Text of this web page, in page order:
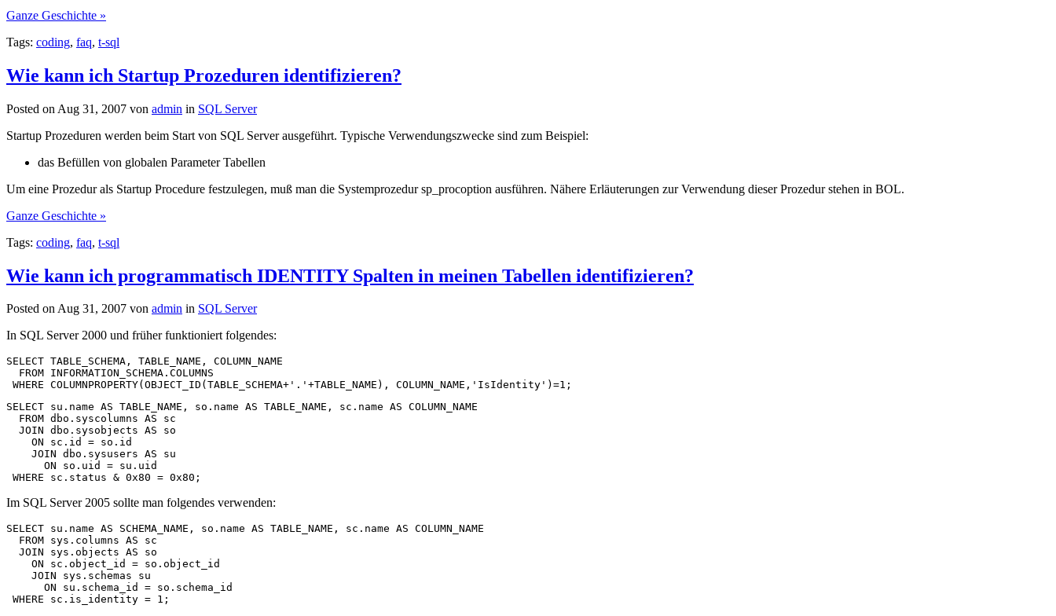
Ganze Geschichte »
Tags: coding, faq, t-sql
Wie kann ich Startup Prozeduren identifizieren?
Posted on Aug 31, 2007 von admin in SQL Server
Startup Prozeduren werden beim Start von SQL Server ausgeführt. Typische Verwendungszwecke sind zum Beispiel:
das Befüllen von globalen Parameter Tabellen
Um eine Prozedur als Startup Procedure festzulegen, muß man die Systemprozedur sp_procoption ausführen. Nähere Erläuterungen zur Verwendung dieser Prozedur stehen in BOL.
Ganze Geschichte »
Tags: coding, faq, t-sql
Wie kann ich programmatisch IDENTITY Spalten in meinen Tabellen identifizieren?
Posted on Aug 31, 2007 von admin in SQL Server
In SQL Server 2000 und früher funktioniert folgendes:
SELECT TABLE_SCHEMA, TABLE_NAME, COLUMN_NAME
  FROM INFORMATION_SCHEMA.COLUMNS
WHERE COLUMNPROPERTY(OBJECT_ID(TABLE_SCHEMA+'.'+TABLE_NAME), COLUMN_NAME,'IsIdentity')=1;
SELECT su.name AS TABLE_NAME, so.name AS TABLE_NAME, sc.name AS COLUMN_NAME
  FROM dbo.syscolumns AS sc
  JOIN dbo.sysobjects AS so
    ON sc.id = so.id
    JOIN dbo.sysusers AS su
      ON so.uid = su.uid
WHERE sc.status & 0x80 = 0x80;
Im SQL Server 2005 sollte man folgendes verwenden:
SELECT su.name AS SCHEMA_NAME, so.name AS TABLE_NAME, sc.name AS COLUMN_NAME
  FROM sys.columns AS sc
  JOIN sys.objects AS so
    ON sc.object_id = so.object_id
    JOIN sys.schemas su
      ON su.schema_id = so.schema_id
WHERE sc.is_identity = 1;